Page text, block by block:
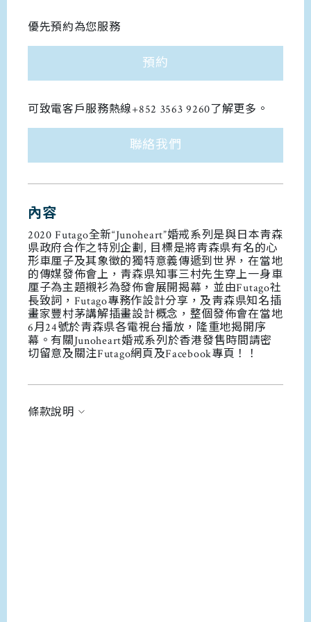
優先預約為您服務
預約
可致電客戶服務熱線+852 3563 9260了解更多。
聯絡我們
內容
2020 Futago全新“Junoheart”婚戒系列是與日本靑森
県政府合作之特別企劃, 目標是將靑森県有名的心
形車厘子及其象徵的獨特意義傳遞到世界，在當地
的傳媒發佈會上，靑森県知事三村先生穿上一身車
厘子為主題襯衫為發佈會展開揭幕，並由Futago社
長致詞，Futago專務作設計分享，及靑森県知名插
畫家豐村茅講解插畫設計概念，整個發佈會在當地
6月24號於靑森県各電視台播放，隆重地揭開序
幕。有關Junoheart婚戒系列於香港發售時間請密
切留意及關注Futago網頁及Facebook專頁！！
條款說明